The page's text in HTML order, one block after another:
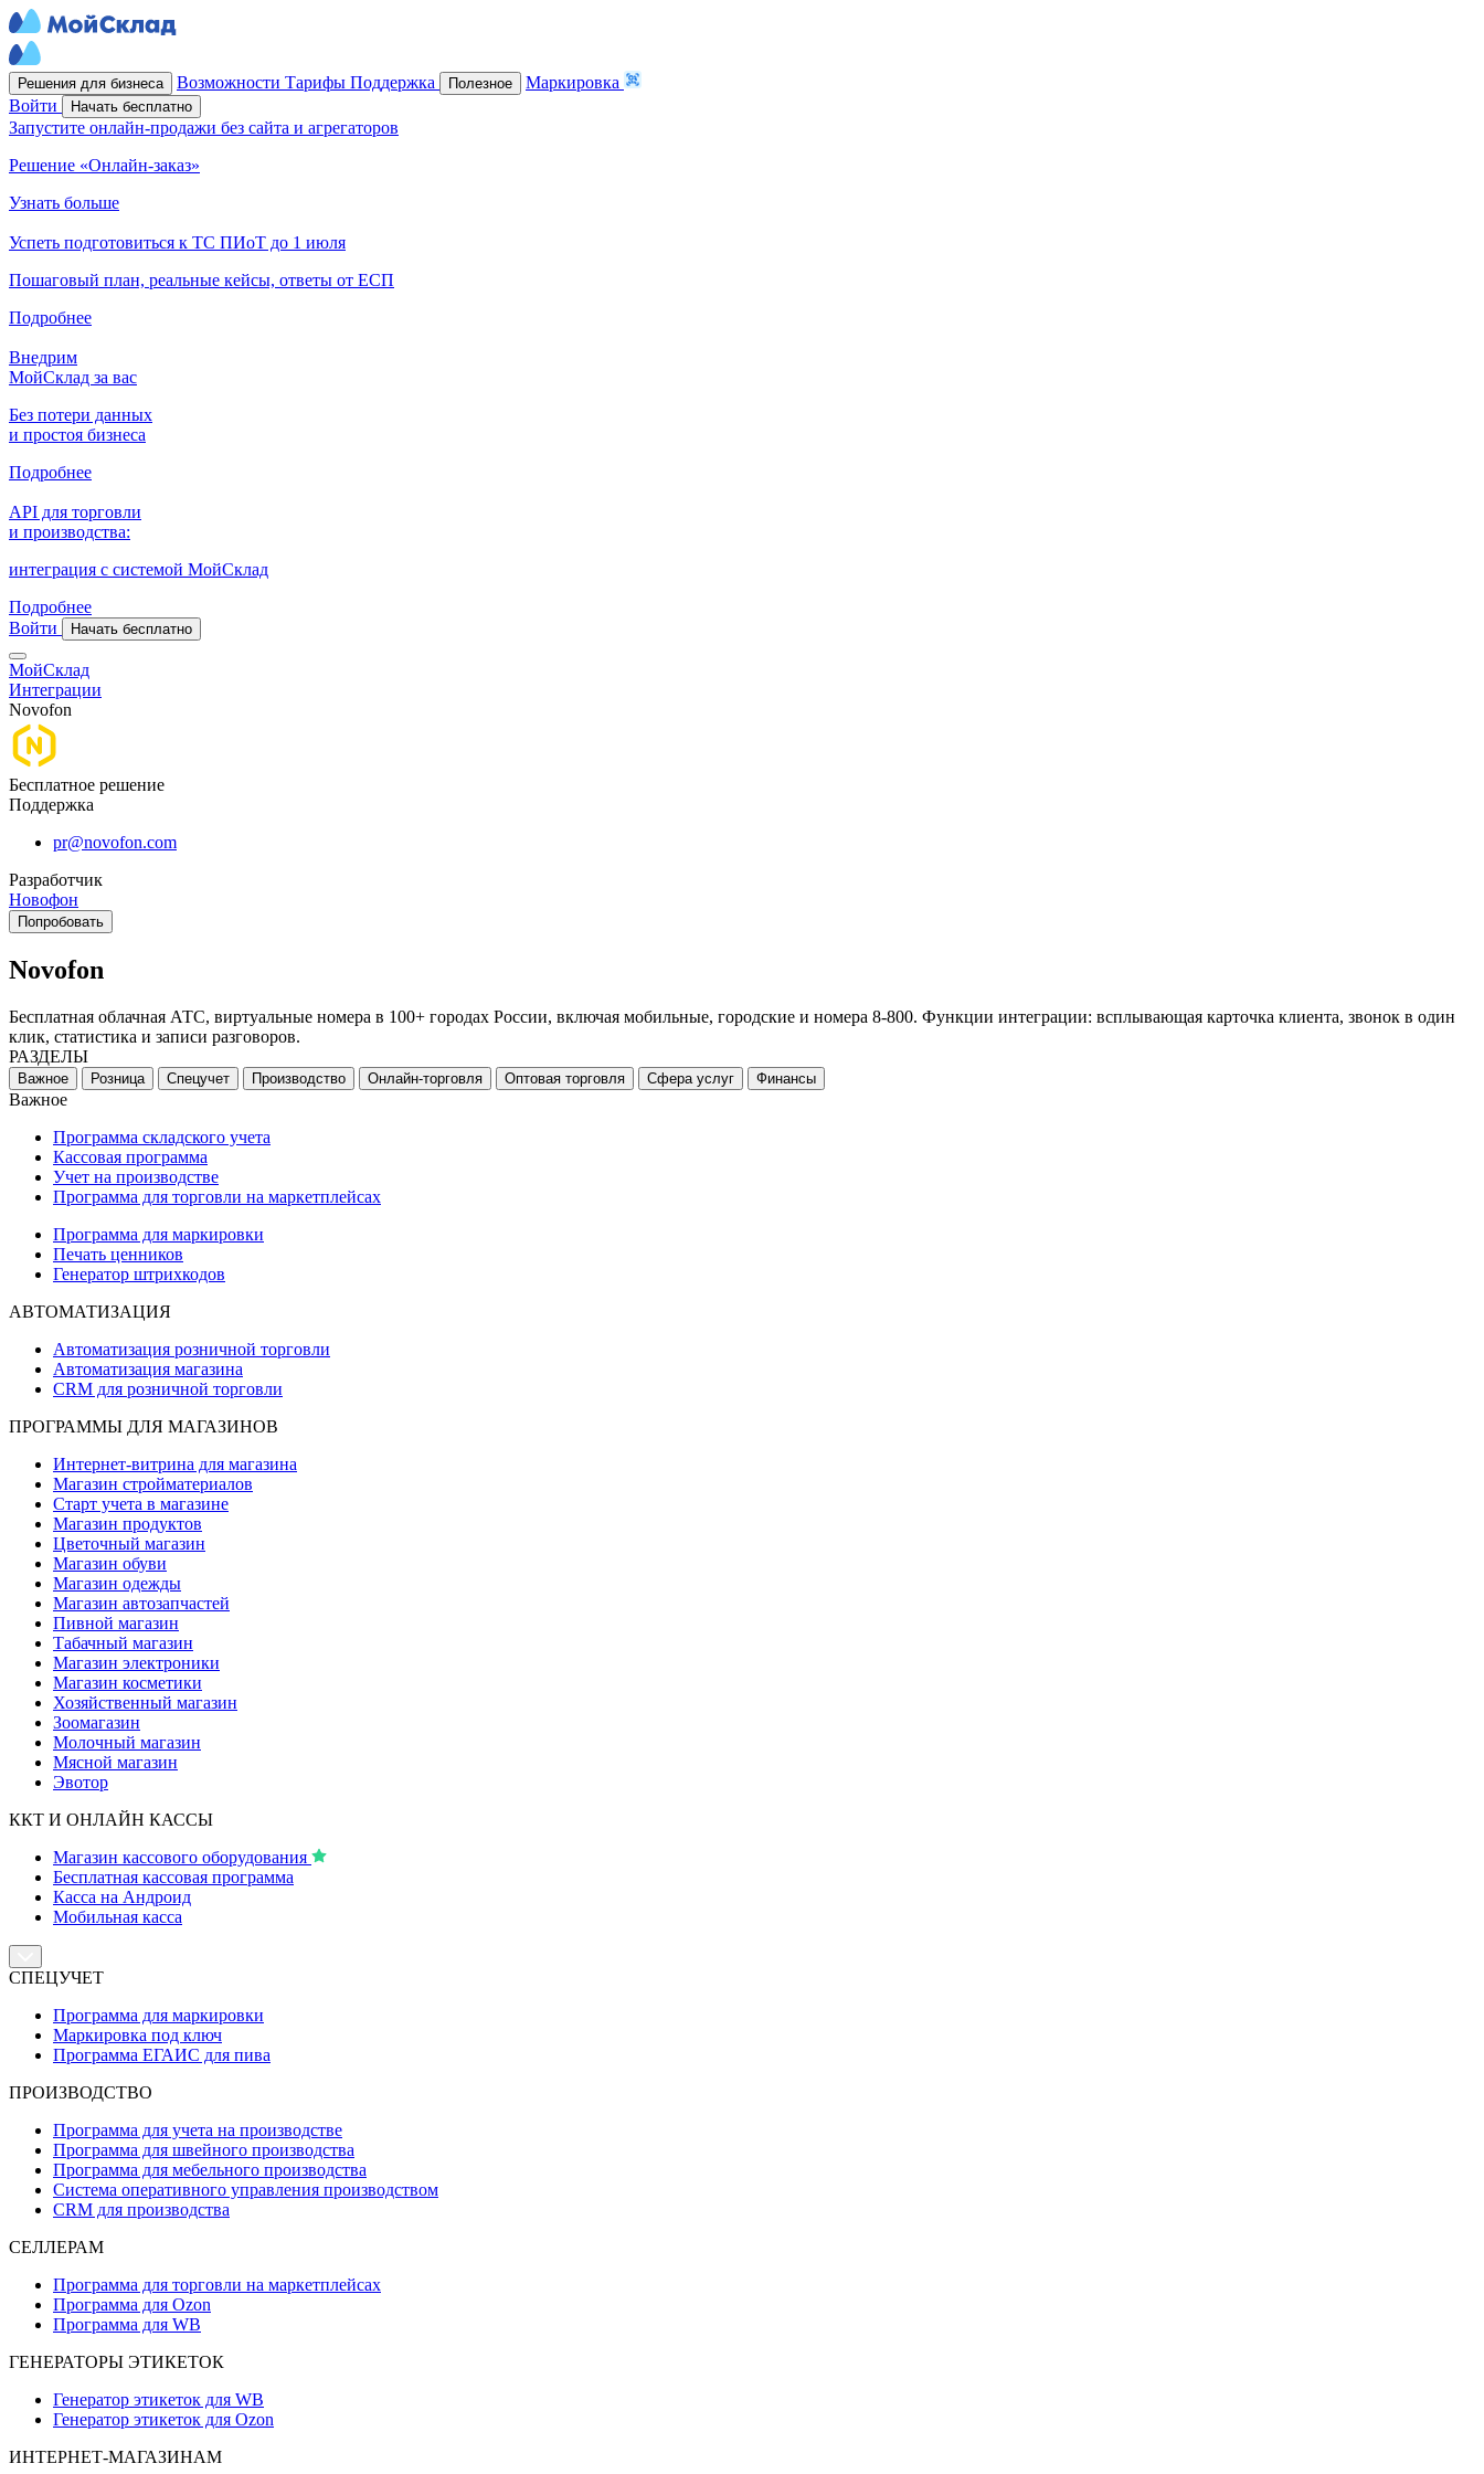
Решения для бизнеса Возможности Тарифы Поддержка Полезное
Маркировка
Войти
Начать бесплатно
Запустите онлайн-продажи без сайта и агрегаторов
Решение «Онлайн-заказ»
Узнать больше
Успеть подготовиться к ТС ПИоТ до 1 июля
Пошаговый план, реальные кейсы, ответы от ЕСП
Подробнее
Внедрим
МойСклад за вас
Без потери данных
и простоя бизнеса
Подробнее
API для торговли
и производства:
интеграция с системой МойСклад
Подробнее
Войти
Начать бесплатно
МойСклад
Интеграции
Novofon
Бесплатное решение
Поддержка
pr@novofon.com
Разработчик
Новофон
Попробовать
Novofon
Бесплатная облачная АТС, виртуальные номера в 100+ городах России, включая мобильные, городские и номера 8-800. Функции интеграции: всплывающая карточка клиента, звонок в один
клик, статистика и записи разговоров.
РАЗДЕЛЫ
Важное Розница Спецучет Производство Онлайн-торговля Оптовая торговля Сфера услуг Финансы
Важное
Программа складского учета
Кассовая программа
Учет на производстве
Программа для торговли на маркетплейсах
Программа для маркировки
Печать ценников
Генератор штрихкодов
АВТОМАТИЗАЦИЯ
Автоматизация розничной торговли
Автоматизация магазина
CRM для розничной торговли
ПРОГРАММЫ ДЛЯ МАГАЗИНОВ
Интернет-витрина для магазина
Магазин стройматериалов
Старт учета в магазине
Магазин продуктов
Цветочный магазин
Магазин обуви
Магазин одежды
Магазин автозапчастей
Пивной магазин
Табачный магазин
Магазин электроники
Магазин косметики
Хозяйственный магазин
Зоомагазин
Молочный магазин
Мясной магазин
Эвотор
ККТ И ОНЛАЙН КАССЫ
Магазин кассового оборудования
Бесплатная кассовая программа
Касса на Андроид
Мобильная касса
СПЕЦУЧЕТ
Программа для маркировки
Маркировка под ключ
Программа ЕГАИС для пива
ПРОИЗВОДСТВО
Программа для учета на производстве
Программа для швейного производства
Программа для мебельного производства
Система оперативного управления производством
CRM для производства
СЕЛЛЕРАМ
Программа для торговли на маркетплейсах
Программа для Ozon
Программа для WB
ГЕНЕРАТОРЫ ЭТИКЕТОК
Генератор этикеток для WB
Генератор этикеток для Ozon
ИНТЕРНЕТ-МАГАЗИНАМ